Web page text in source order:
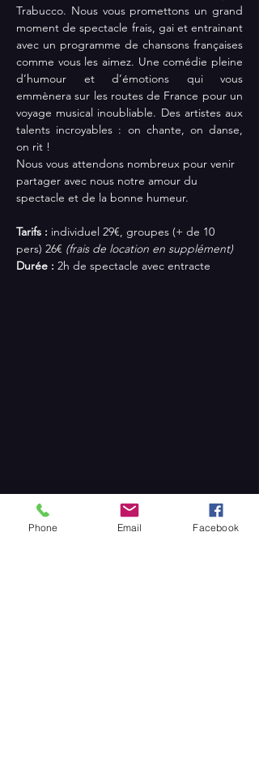
Trabucco. Nous vous promettons un grand
moment de spectacle frais, gai et entrainant
avec un programme de chansons françaises
comme vous les aimez. Une comédie pleine
d’humour et d’émotions qui vous
emmènera sur les routes de France pour un
voyage musical inoubliable. Des artistes aux
talents incroyables : on chante, on danse,
on rit !
Nous vous attendons nombreux pour venir
partager avec nous notre amour du
spectacle et de la bonne humeur.
Tarifs : individuel 29€, groupes (+ de 10
pers) 26€ (frais de location en supplément)
Durée : 2h de spectacle avec entracte
Phone Email Facebook